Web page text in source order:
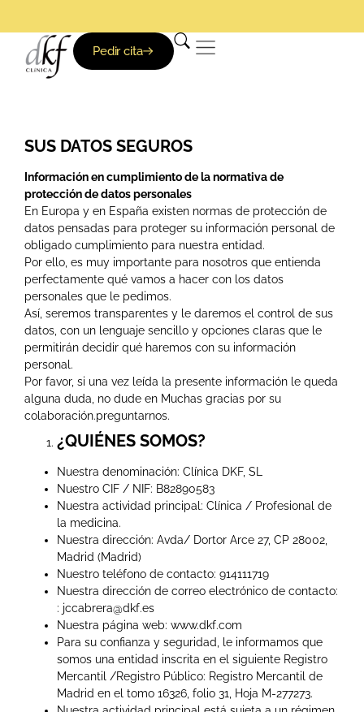
Pedir cita
SUS DATOS SEGUROS
Información en cumplimiento de la normativa de
protección de datos personales
En Europa y en España existen normas de protección de
datos pensadas para proteger su información personal de
obligado cumplimiento para nuestra entidad.
Por ello, es muy importante para nosotros que entienda
perfectamente qué vamos a hacer con los datos
personales que le pedimos.
Así, seremos transparentes y le daremos el control de sus
datos, con un lenguaje sencillo y opciones claras que le
permitirán decidir qué haremos con su información
personal.
Por favor, si una vez leída la presente información le queda
alguna duda, no dude en Muchas gracias por su
colaboración.preguntarnos.
¿QUIÉNES SOMOS?
Nuestra denominación: Clínica DKF, SL
Nuestro CIF / NIF: B82890583
Nuestra actividad principal: Clínica / Profesional de
la medicina.
Nuestra dirección: Avda/ Dortor Arce 27, CP 28002,
Madrid (Madrid)
Nuestro teléfono de contacto: 914111719
Nuestra dirección de correo electrónico de contacto:
: jccabrera@dkf.es
Nuestra página web: www.dkf.com
Para su confianza y seguridad, le informamos que
somos una entidad inscrita en el siguiente Registro
Mercantil /Registro Público: Registro Mercantil de
Madrid en el tomo 16326, folio 31, Hoja M-277273.